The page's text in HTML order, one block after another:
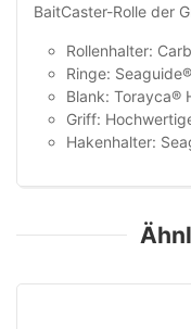
BaitCaster-Rolle der
Rollenhalter:
Ringe:
Blank: Torayca®
Griff:
Hakenhalter: